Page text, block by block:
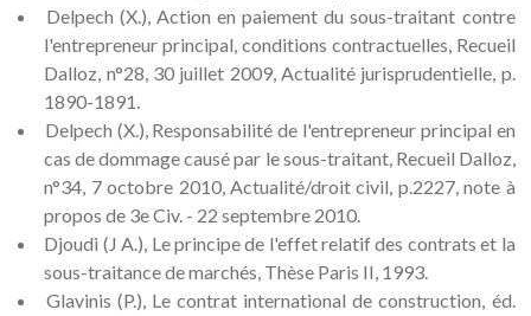
Delpech (X.), Action en paiement du sous-traitant contre
l'entrepreneur principal, conditions contractuelles, Recueil
Dalloz, n°28, 30 juillet 2009, Actualité jurisprudentielle, p.
1890-1891.
Delpech (X.), Responsabilité de l'entrepreneur principal en
cas de dommage causé par le sous-traitant, Recueil Dalloz,
n°34, 7 octobre 2010, Actualité/droit civil, p.2227, note à
propos de 3e Civ. - 22 septembre 2010.
Djoudi (J A.), Le principe de l'effet relatif des contrats et la
sous-traitance de marchés, Thèse Paris II, 1993.
Glavinis (P.), Le contrat international de construction, éd.